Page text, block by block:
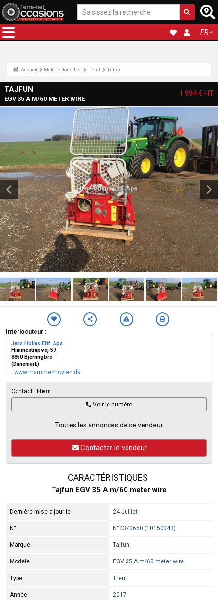
FR
Accueil Matériel forestier Treuil Tajfun
TAJFUN
EGV 35 A M/60 METER WIRE
1 994 € HT
Interlocuteur :
Jens Holms Eftf. Aps
Himmestrupvej 59
8850 Bjerringbro
(Danemark)
www.mammenhovlen.dk
Contact : Herr
Voir le numéro
Toutes les annonces de ce vendeur
Contacter le vendeur
CARACTÉRISTIQUES
Tajfun EGV 35 A m/60 meter wire
Dernière mise à jour le 24 Juillet
N° N°2370650 (10150043)
Marque Tajfun
Modèle EGV 35 A m/60 meter wire
Type Treuil
Année 2017